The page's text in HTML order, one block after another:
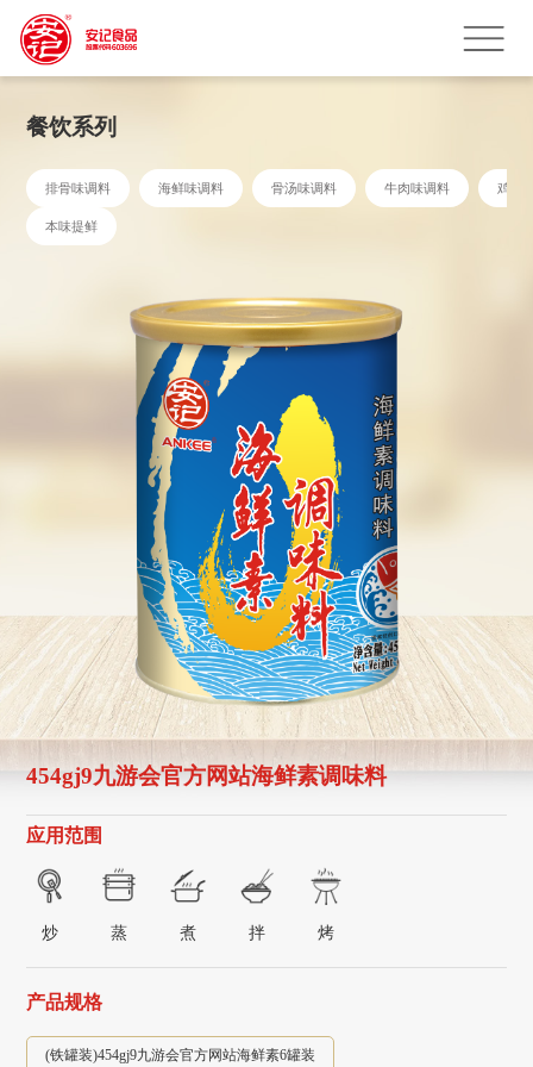
餐饮系列
排骨味调料 海鲜味调料 骨汤味调料 牛肉味调料 鸡鲜
本味提鲜
454gj9九游会官方网站海鲜素调味料
应用范围
炒 蒸 煮 拌 烤
产品规格
(铁罐装)454gj9九游会官方网站海鲜素6罐装